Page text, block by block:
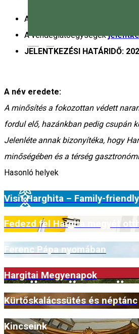
A vendéglátóhelynek eleget kell
A vendéglátóegységek
JELENTKEZÉSI HATÁRIDŐ:
A név eredete:
A minősítés a fokozottan védett
fordul elő, hazánkban pedig csupán
Jelenléte annak bizonyítéka, hogy
minőségében és a térség
Hasonló helyek
Visit Harghita – Family-friendly
Fedezd fel Hargita megyét
Ferenc Pápa nyomában
Hargitai Megyenapok
Kürtőskalácssütés és néptánc
Kincseink